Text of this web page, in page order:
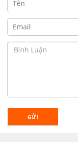
GỬI